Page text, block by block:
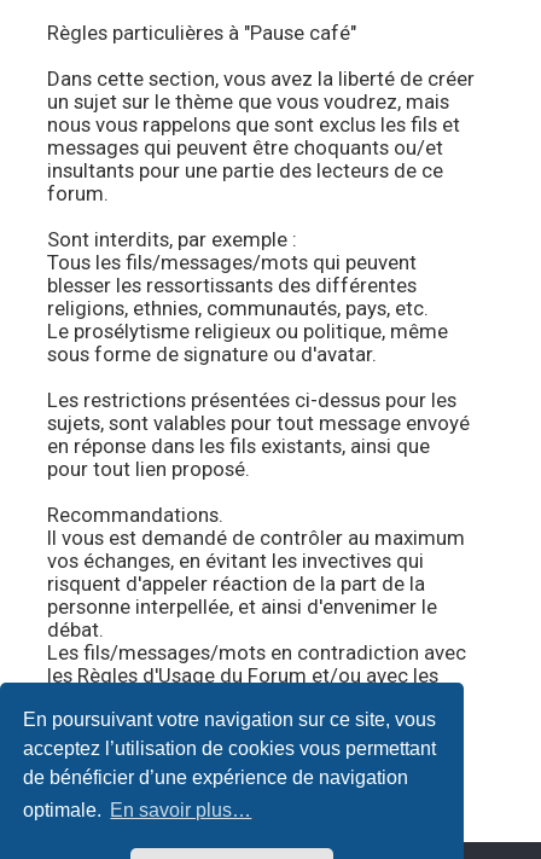
En poursuivant votre navigation sur ce site, vous
acceptez l’utilisation de cookies vous permettant
de bénéficier d’une expérience de navigation
optimale. En savoir plus…
Règles particulières à "Pause café"
Dans cette section, vous avez la liberté de créer
un sujet sur le thème que vous voudrez, mais
nous vous rappelons que sont exclus les fils et
messages qui peuvent être choquants ou/et
insultants pour une partie des lecteurs de ce
forum.
Sont interdits, par exemple :
Tous les fils/messages/mots qui peuvent
blesser les ressortissants des différentes
religions, ethnies, communautés, pays, etc.
Le prosélytisme religieux ou politique, même
sous forme de signature ou d'avatar.
Les restrictions présentées ci-dessus pour les
sujets, sont valables pour tout message envoyé
en réponse dans les fils existants, ainsi que
pour tout lien proposé.
Recommandations.
Il vous est demandé de contrôler au maximum
vos échanges, en évitant les invectives qui
risquent d'appeler réaction de la part de la
personne interpellée, et ainsi d'envenimer le
débat.
Les fils/messages/mots en contradiction avec
les Règles d'Usage du Forum et/ou avec les
supprimés sans explication.
Vivre et échanger en bonne entente ne tient
qu'à nous.#